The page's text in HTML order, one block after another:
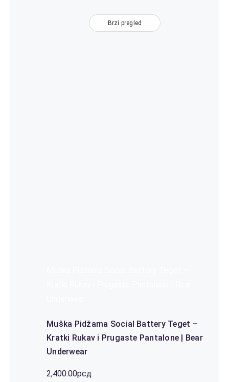
Brzi pregled
Muška Pidžama Social Battery Teget –
Kratki Rukav i Prugaste Pantalone | Bear
Underwear
2,400.00рсд